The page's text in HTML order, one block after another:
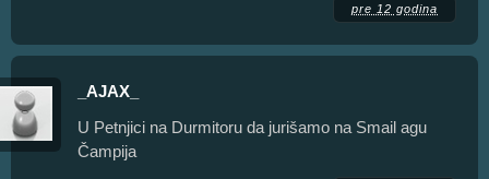
pre 12 godina
_AJAX_
U Petnjici na Durmitoru da jurišamo na Smail agu
Čampija